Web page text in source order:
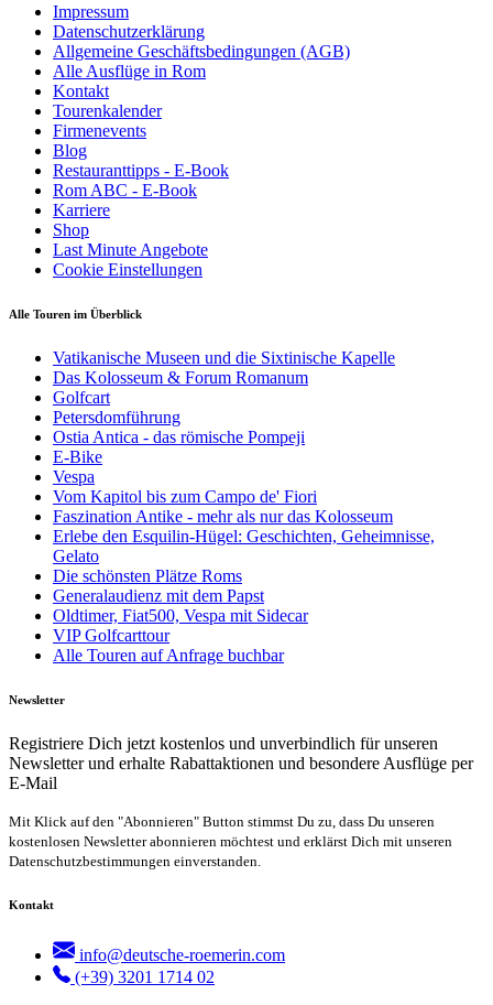
Impressum
Datenschutzerklärung
Allgemeine Geschäftsbedingungen (AGB)
Alle Ausflüge in Rom
Kontakt
Tourenkalender
Firmenevents
Blog
Restauranttipps - E-Book
Rom ABC - E-Book
Karriere
Shop
Last Minute Angebote
Cookie Einstellungen
Alle Touren im Überblick
Vatikanische Museen und die Sixtinische Kapelle
Das Kolosseum & Forum Romanum
Golfcart
Petersdomführung
Ostia Antica - das römische Pompeji
E-Bike
Vespa
Vom Kapitol bis zum Campo de' Fiori
Faszination Antike - mehr als nur das Kolosseum
Erlebe den Esquilin-Hügel: Geschichten, Geheimnisse,
Gelato
Die schönsten Plätze Roms
Generalaudienz mit dem Papst
Oldtimer, Fiat500, Vespa mit Sidecar
VIP Golfcarttour
Alle Touren auf Anfrage buchbar
Newsletter
Registriere Dich jetzt kostenlos und unverbindlich für unseren
Newsletter und erhalte Rabattaktionen und besondere Ausflüge per
E-Mail
Mit Klick auf den "Abonnieren" Button stimmst Du zu, dass Du unseren
kostenlosen Newsletter abonnieren möchtest und erklärst Dich mit unseren
Datenschutzbestimmungen einverstanden.
Kontakt
info@deutsche-roemerin.com
(+39) 3201 1714 02